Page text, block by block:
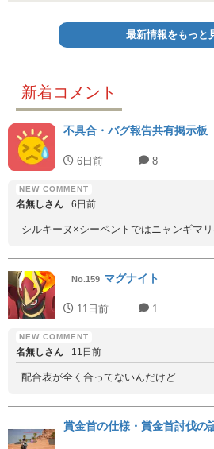
最新情報をもっと
新着コメント
不具合・バグ報告共有掲示板
6日前 8
名無しさん 6日前
シルキーヌ×シーペントではニャンギマリ
No.159 マグナイト
11日前 1
名無しさん 11日前
配合表が全く合ってないんだけど
賞金首の仕様・賞金首討伐の